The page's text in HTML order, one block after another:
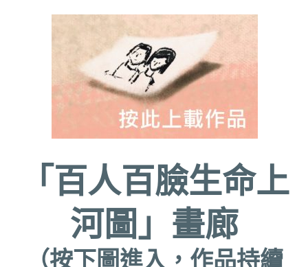
「百人百臉生命上
河圖」畫廊
（按下圖進入，作品持續